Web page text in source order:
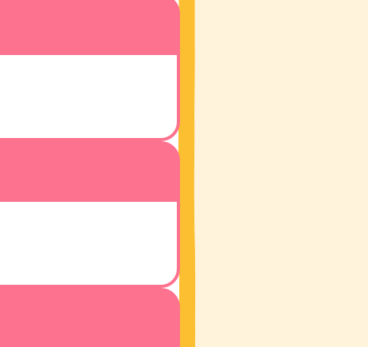
マーケットで購入